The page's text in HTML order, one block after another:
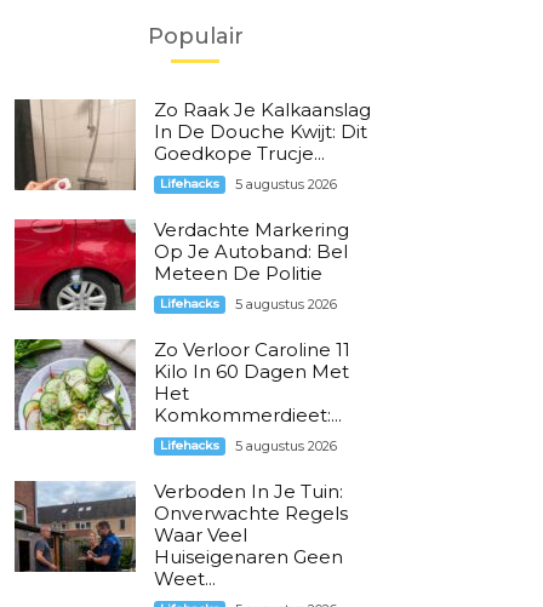
Populair
Zo Raak Je Kalkaanslag
In De Douche Kwijt: Dit
Goedkope Trucje...
Lifehacks 5 augustus 2026
Verdachte Markering
Op Je Autoband: Bel
Meteen De Politie
Lifehacks 5 augustus 2026
Zo Verloor Caroline 11
Kilo In 60 Dagen Met
Het
Komkommerdieet:...
Lifehacks 5 augustus 2026
Verboden In Je Tuin:
Onverwachte Regels
Waar Veel
Huiseigenaren Geen
Weet...